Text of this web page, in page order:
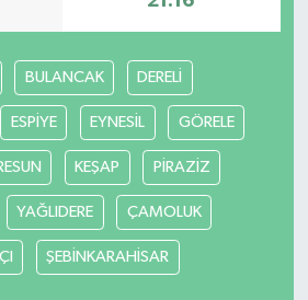
BULANCAK DERELİ
ESPİYE EYNESİL GÖRELE
KEŞAP PİRAZİZ
YAĞLIDERE ÇAMOLUK
ŞEBİNKARAHİSAR